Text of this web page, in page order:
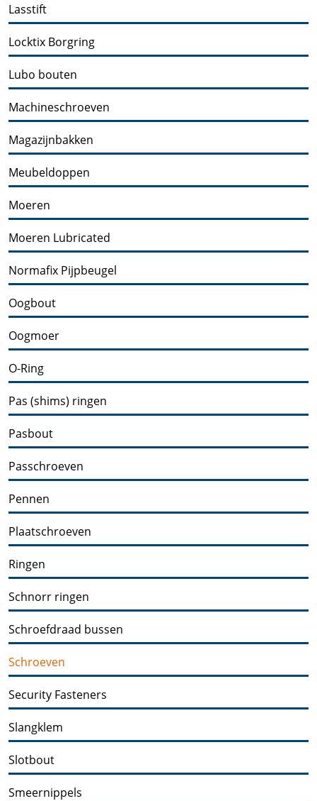
Lasstift
Locktix Borgring
Lubo bouten
Machineschroeven
Magazijnbakken
Meubeldoppen
Moeren
Moeren Lubricated
Normafix Pijpbeugel
Oogbout
Oogmoer
O-Ring
Pas (shims) ringen
Pasbout
Passchroeven
Pennen
Plaatschroeven
Ringen
Schnorr ringen
Schroefdraad bussen
Schroeven
Security Fasteners
Slangklem
Slotbout
Smeernippels